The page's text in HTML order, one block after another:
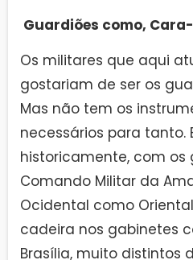
Guardiões como,
Os militares que aqui
gostariam de ser os
Mas não tem os
necessários para tanto.
historicamente, com os
Comando Militar da
Ocidental como
cadeira nos gabinetes
Brasília, muito distintos